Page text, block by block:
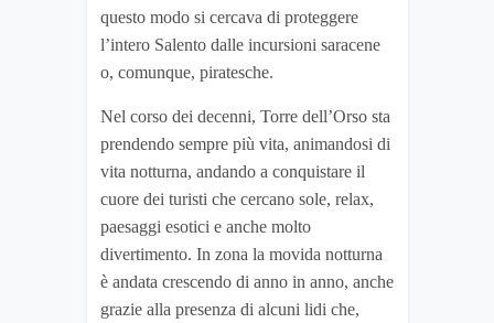
questo modo si cercava di proteggere
l’intero Salento dalle incursioni saracene
o, comunque, piratesche.
Nel corso dei decenni, Torre dell’Orso sta
prendendo sempre più vita, animandosi di
vita notturna, andando a conquistare il
cuore dei turisti che cercano sole, relax,
paesaggi esotici e anche molto
divertimento. In zona la movida notturna
è andata crescendo di anno in anno, anche
grazie alla presenza di alcuni lidi che,